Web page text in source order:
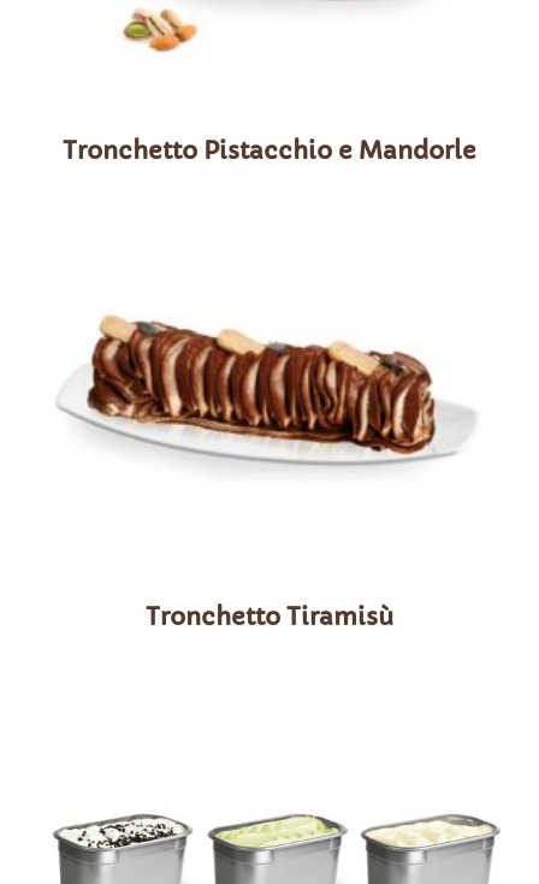
Tronchetto Pistacchio e Mandorle
Tronchetto Tiramisù